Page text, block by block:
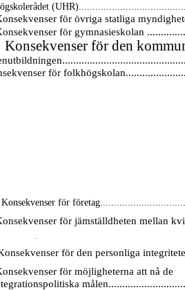
för övriga statliga
för gymnasieskolan
Konsekvenser för den
för
Konsekvenser för
för jämställdheten mellan
för den personliga
för möjligheterna att nå de